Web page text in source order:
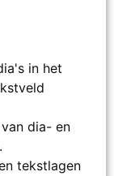
in het
dia- en
tekstlagen